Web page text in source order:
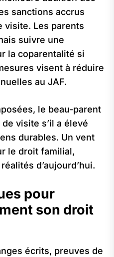
sanctions accrus
visite. Les parents
suivre une
la coparentalité si
visent à réduire
au JAF.
le beau-parent
visite s’il a élevé
durables. Un vent
le droit familial,
d’aujourd’hui.
pour
son droit
écrits, preuves de